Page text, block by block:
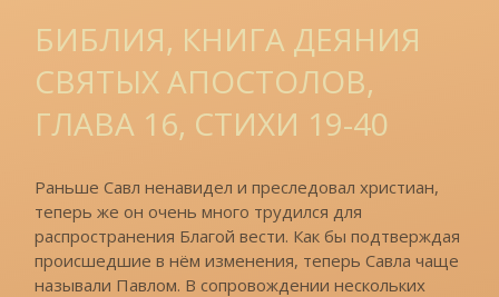
БИБЛИЯ, КНИГА ДЕЯНИЯ
СВЯТЫХ АПОСТОЛОВ,
ГЛАВА 16, СТИХИ 19-40
Раньше Савл ненавидел и преследовал христиан,
теперь же он очень много трудился для
распространения Благой вести. Как бы подтверждая
происшедшие в нём изменения, теперь Савла чаще
называли Павлом. В сопровождении нескольких